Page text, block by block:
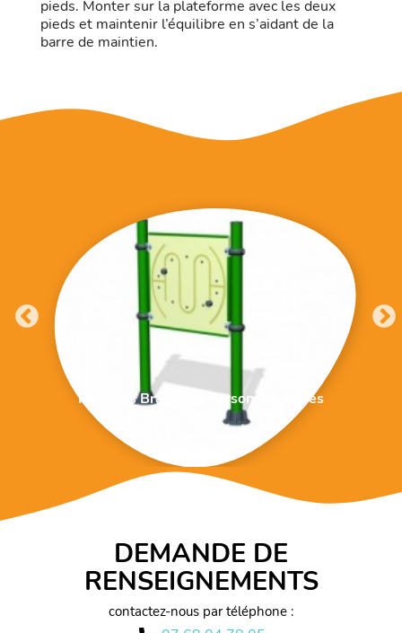
pieds. Monter sur la plateforme avec les deux
pieds et maintenir l’équilibre en s’aidant de la
barre de maintien.
Parcours Bras Pour Personnes Agées
DEMANDE DE
RENSEIGNEMENTS
contactez-nous par téléphone :